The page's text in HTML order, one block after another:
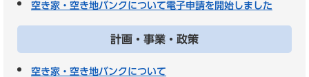
空き家・空き地バンクについて電子申請を開始しました
計画・事業・政策
空き家・空き地バンクについて